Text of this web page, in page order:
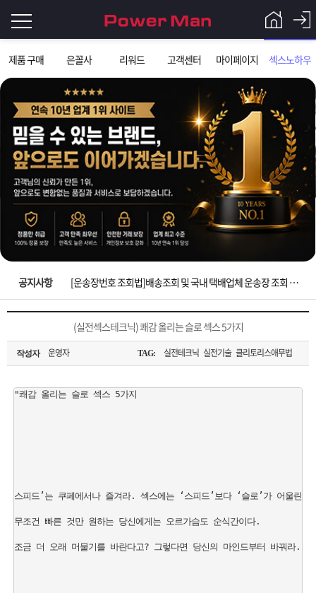
제품 구매 은꼴사 리워드 고객센터 마이페이지 섹스노하우
그
인
이
필
요
니
로
Q&A
파
워
맨
은?
제
품
구
매
은
꼴
사
섹
스
노
고
객
마
지
회
공지사항
입금확인이 안되는 상황을 대비해 꼭 입금후 고객센터 연락바랍니다.
[2026구정 연휴]설 연휴 배송 및 휴무 안내
[운송장번호 조회법]배송조회 및 국내 택배업체 운송장 조회 하는법
[ios앱 오픈]아이폰 고객 앱설치 가능합니다.
[무인택배함 이용 안내] 집 밖에 주소로 택배 받기
입금확인이 안되는 상황을 대비해 꼭 입금후 고객센터 연락바랍니다.
(실전섹스테크닉) 쾌감 올리는 슬로 섹스 5가지
작성자 운영자 TAG: 실전테크닉 실전기술 클리토리스애무법
"쾌감 올리는 슬로 섹스 5가지
스피드’는 쿠페에서나 즐겨라. 섹스에는 ‘스피드’보다 ‘슬로’가 어울린다.
무조건 빠른 것만 원하는 당신에게는 오르가슴도 순식간이다.
조금 더 오래 머물기를 바란다고? 그렇다면 당신의 마인드부터 바꿔라. 긴